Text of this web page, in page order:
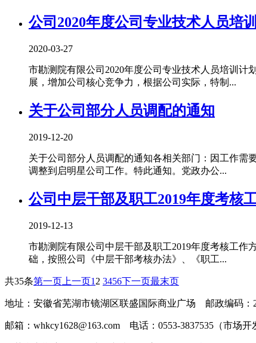
公司2020年度公司专业技术人员培
2020-03-27
市勘测院有限公司2020年度公司专业技术人员培训
展，增加公司核心竞争力，根据公司实际，特制...
关于公司部分人员调配的通知
2019-12-20
关于公司部分人员调配的通知各相关部门：因工作需
调整到启明星公司工作。特此通知。党政办公...
公司中层干部及职工2019年度考核
2019-12-13
市勘测院有限公司中层干部及职工2019年度考核工作
础，按照公司《中层干部考核办法》、《职工...
共35条第一页 上一页1 2 3456下一页最末页
地址：安徽省芜湖市镜湖区联盛国际商业广场 邮政编码：
邮箱：whkcy1628@163.com 电话：0553-3837535（市场开